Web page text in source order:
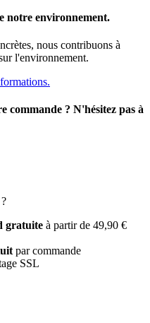
notre environnement.
nous contribuons à
l'environnement.
commande ? N'hésitez pas à
gratuite à partir de 49,90 €
par commande
SSL